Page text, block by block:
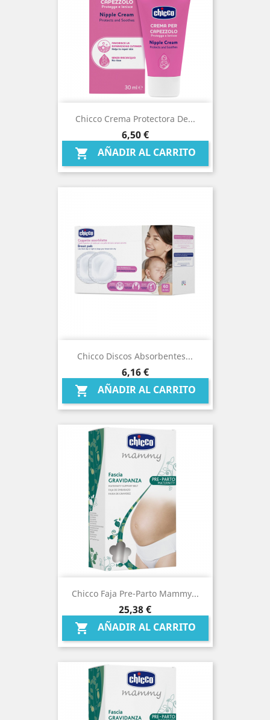
Chicco Crema Protectora De...
Precio
6,50 €
 AÑADIR AL CARRITO
Chicco Discos Absorbentes...
Precio
6,16 €
 AÑADIR AL CARRITO
Chicco Faja Pre-Parto Mammy...
Precio
25,38 €
 AÑADIR AL CARRITO